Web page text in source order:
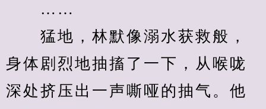
……
猛地，林默像溺水获救般，
身体剧烈地抽搐了一下，从喉咙
深处挤压出一声嘶哑的抽气。他